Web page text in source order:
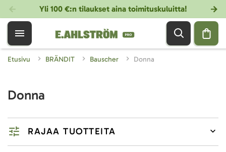
Yli 100 €:n tilaukset aina toimituskuluitta!
Etusivu BRÄNDIT Bauscher Donna
Donna
RAJAA TUOTTEITA